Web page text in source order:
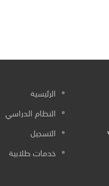
الرئيسية
النظام الدراسي
التسجيل
خدمات طلابية